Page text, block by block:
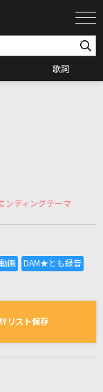
歌詞
一覧
ンディングテーマ
リスト保存